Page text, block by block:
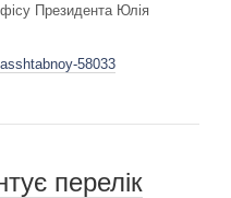
Президента Юлія
58033
перелік